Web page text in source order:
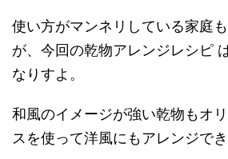
使い方がマンネリしている家庭
が、今回の乾物アレンジレシピ
なりすよ。
和風のイメージが強い乾物もオ
スを使って洋風にもアレンジでき